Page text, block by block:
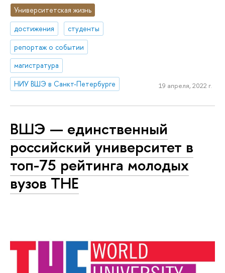
Университетская жизнь
достижения
студенты
репортаж о событии
магистратура
НИУ ВШЭ в Санкт-Петербурге
19 апреля, 2022 г.
ВШЭ — единственный
российский университет в
топ-75 рейтинга молодых
вузов ТНЕ